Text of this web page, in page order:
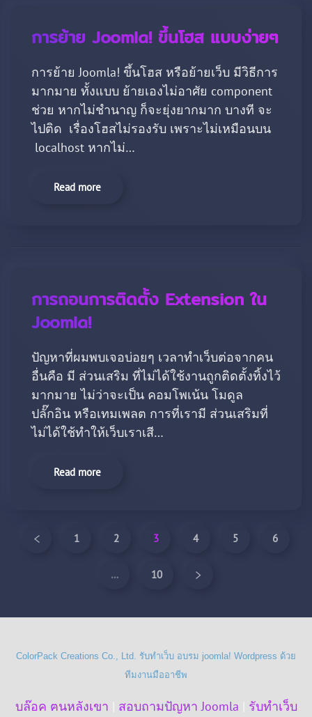
การย้าย Joomla! ขึ้นโฮส แบบง่ายๆ
การย้าย Joomla! ขึ้นโฮส หรือย้ายเว็บ มีวิธีการ
มากมาย ทั้งแบบ ย้ายเองไม่อาศัย component
ช่วย หากไม่ชำนาญ ก็จะยุ่งยากมาก บางที จะ
ไปติด เรื่องโฮสไม่รองรับ เพราะไม่เหมือนบน
localhost หากไม่…
Read more
การถอนการติดตั้ง Extension ใน
Joomla!
ปัญหาที่ผมพบเจอบ่อยๆ เวลาทำเว็บต่อจากคน
อื่นคือ มี ส่วนเสริม ที่ไม่ได้ใช้งานถูกติดตั้งทิ้งไว้
มากมาย ไม่ว่าจะเป็น คอมโพเน้น โมดูล
ปลั๊กอิน หรือเทมเพลต การที่เรามี ส่วนเสริมที่
ไม่ได้ใช้ทำให้เว็บเราเสี…
Read more
1 2 3 4 5 6
… 10
ColorPack Creations Co., Ltd. รับทำเว็บ อบรม joomla! Wordpress ด้วย
ทีมงานมืออาชีพ
บล๊อค ฅนหลังเขา สอบถามปัญหา Joomla รับทำเว็บ